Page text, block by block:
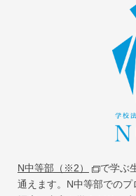
N中等部（※2）
で学ぶ
通えます。N中等部での